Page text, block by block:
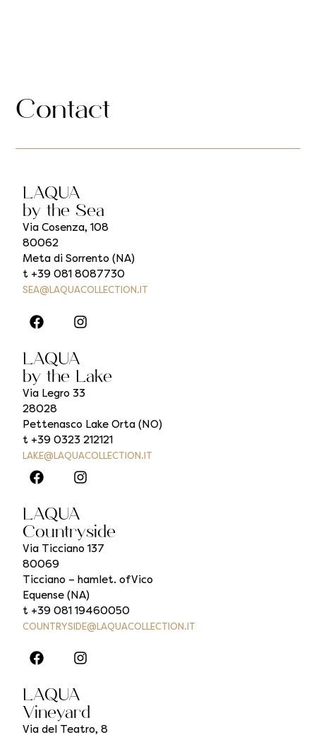
Contact
LAQUA
by the Sea
Via Cosenza, 108
80062
Meta di Sorrento (NA)
t +39 081 8087730
SEA@LAQUACOLLECTION.IT
LAQUA
by the Lake
Via Legro 33
28028
Pettenasco Lake Orta (NO)
t +39 0323 212121
LAKE@LAQUACOLLECTION.IT
LAQUA
Countryside
Via Ticciano 137
80069
Ticciano – hamlet. of Vico
Equense (NA)
t +39 081 19460050
COUNTRYSIDE@LAQUACOLLECTION.IT
LAQUA
Vineyard
Via del Teatro, 8